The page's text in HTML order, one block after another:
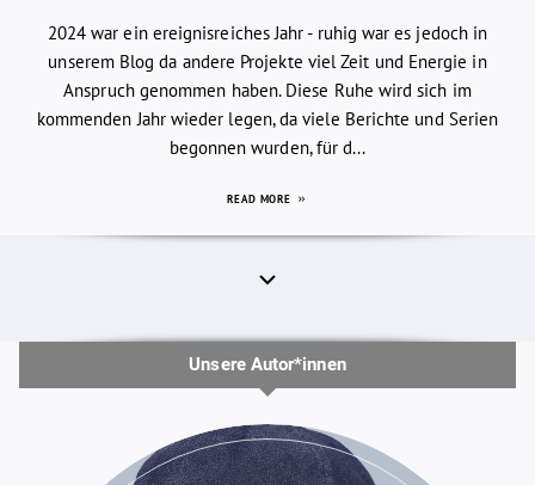
2024 war ein ereignisreiches Jahr - ruhig war es jedoch in
unserem Blog da andere Projekte viel Zeit und Energie in
Anspruch genommen haben. Diese Ruhe wird sich im
kommenden Jahr wieder legen, da viele Berichte und Serien
begonnen wurden, für d...
READ MORE
Unsere Autor*innen